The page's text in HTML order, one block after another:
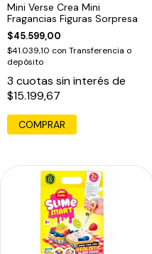
Mini Verse Crea Mini
Fragancias Figuras Sorpresa
$45.599,00
$41.039,10 con Transferencia o
depósito
3 cuotas sin interés de
$15.199,67